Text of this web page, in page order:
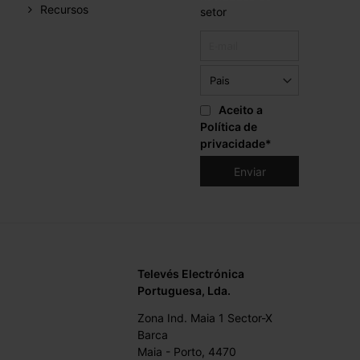
Recursos
setor
Aceito a
Política de
privacidade*
Televés Electrónica
Portuguesa, Lda.
Zona Ind. Maia 1 Sector-X
Barca
Maia - Porto, 4470